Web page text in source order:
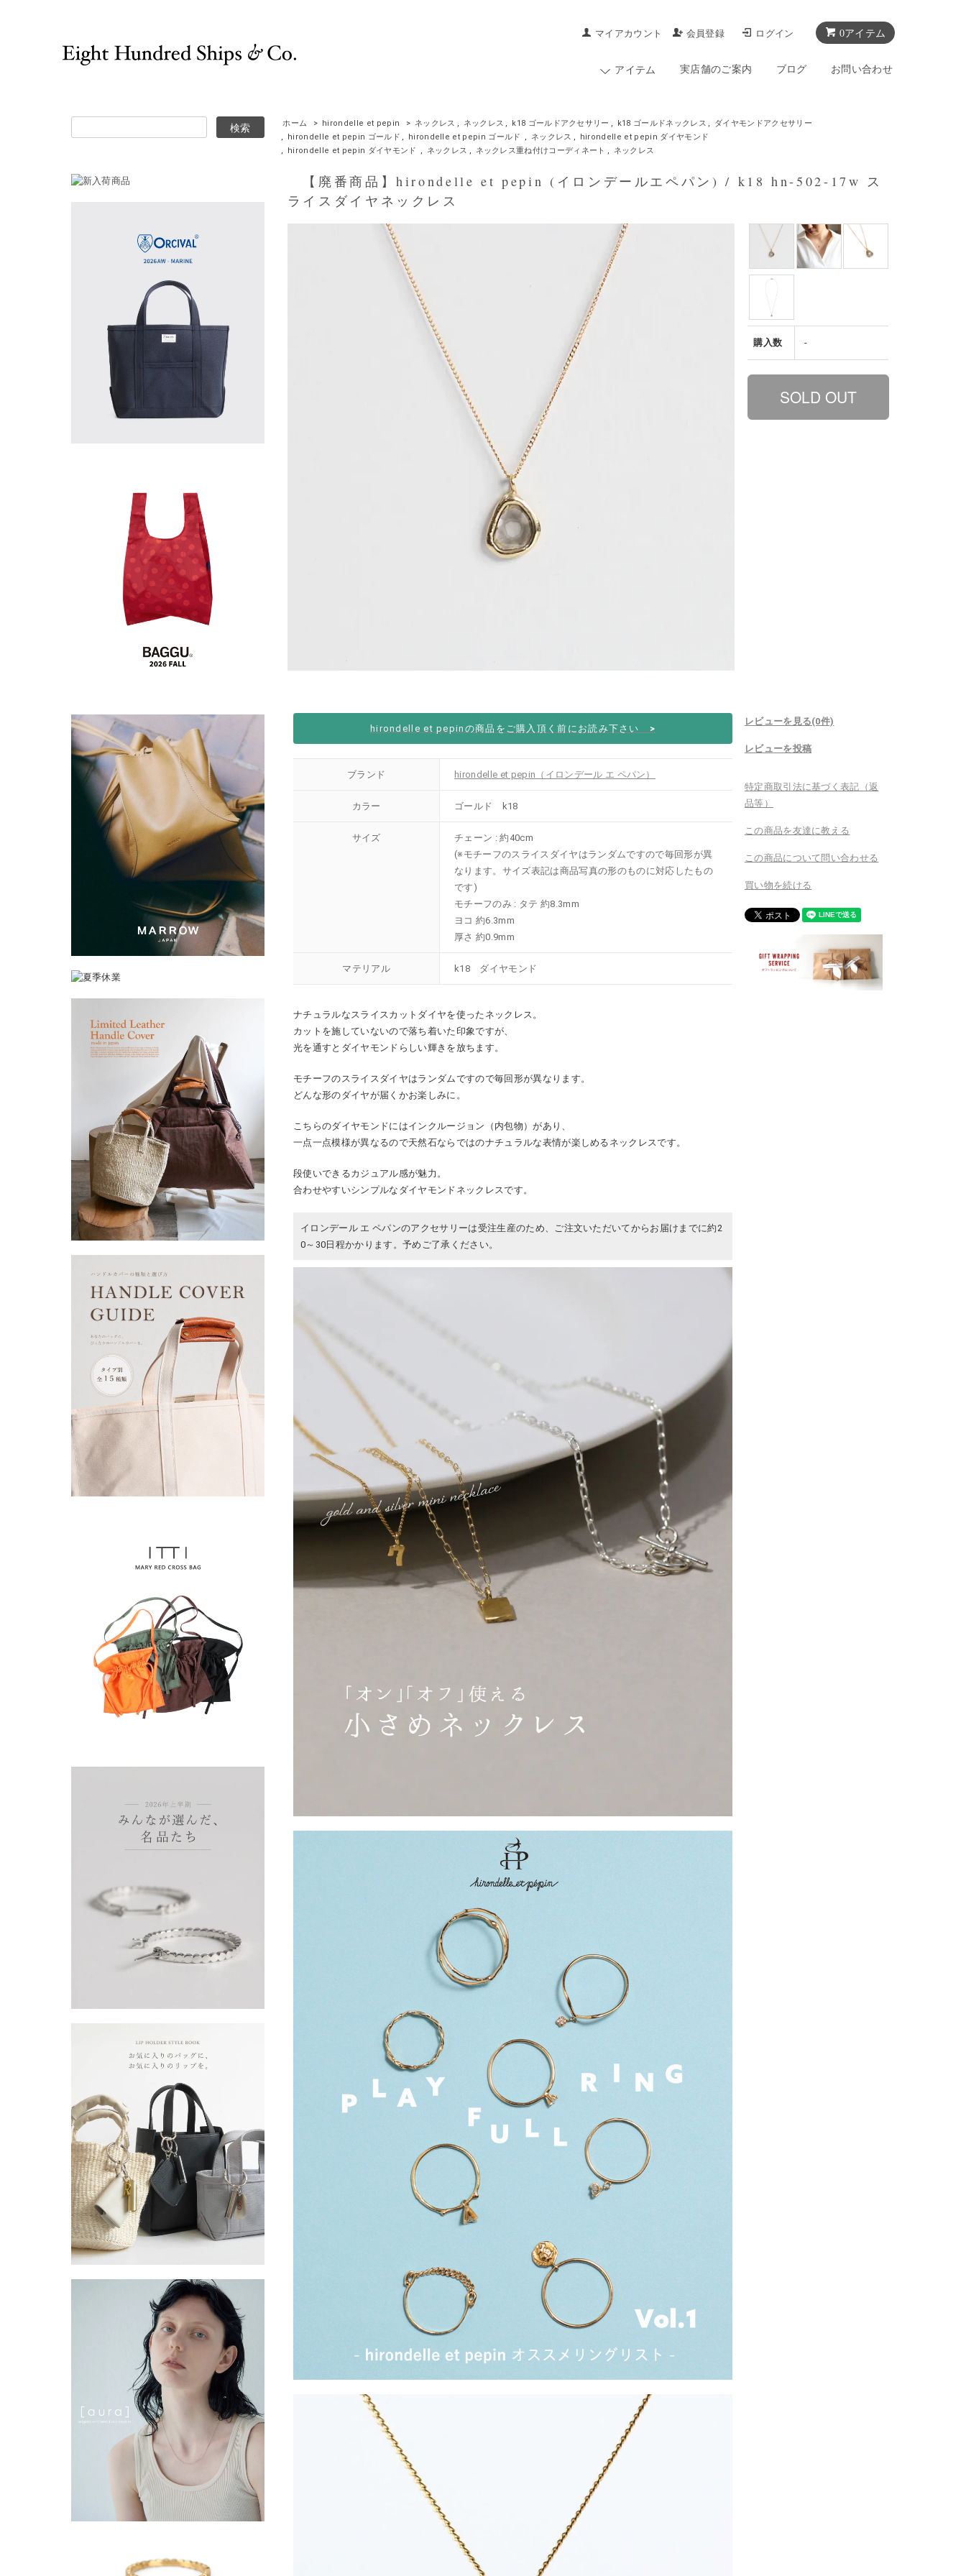
0アイテム
マイアカウント 会員登録 ログイン
アイテム 実店舗のご案内 ブログ お問い合わせ
ホーム > hirondelle et pepin > ネックレス , ネックレス , k18 ゴールドアクセサリー , k18 ゴールドネックレス ,
ダイヤモンドアクセサリー
,
hirondelle et pepin ゴールド , hirondelle et pepin ゴールド , ネックレス ,
hirondelle et pepin ダイヤモンド
,
hirondelle et pepin ダイヤモンド , ネックレス , ネックレス重ね付けコーディネート , ネックレス
【廃番商品】hirondelle et pepin (イロンデールエペパン) / k18 hn-502-17w ス
ライスダイヤネックレス
購入数 -
hirondelle et pepinの商品をご購入頂く前にお読み下さい >
ブランド hirondelle et pepin（イロンデール エ ペパン）
カラー ゴールド k18
サイズ
チェーン : 約40cm
(※モチーフのスライスダイヤはランダムですので毎回形が異
なります。サイズ表記は商品写真の形のものに対応したもの
です)
モチーフのみ : タテ 約8.3mm
ヨコ 約6.3mm
厚さ 約0.9mm
マテリアル k18 ダイヤモンド
ナチュラルなスライスカットダイヤを使ったネックレス。
カットを施していないので落ち着いた印象ですが、
光を通すとダイヤモンドらしい輝きを放ちます。
モチーフのスライスダイヤはランダムですので毎回形が異なります。
どんな形のダイヤが届くかお楽しみに。
こちらのダイヤモンドにはインクルージョン（内包物）があり、
一点一点模様が異なるので天然石ならではのナチュラルな表情が楽しめるネックレスです。
段使いできるカジュアル感が魅力。
合わせやすいシンプルなダイヤモンドネックレスです。
イロンデール エ ペパンのアクセサリーは受注生産のため、ご注文いただいてからお届けまでに約2
0～30日程かかります。予めご了承ください。
レビューを見る(0件)
レビューを投稿
特定商取引法に基づく表記（返
品等）
この商品を友達に教える
この商品について問い合わせる
買い物を続ける